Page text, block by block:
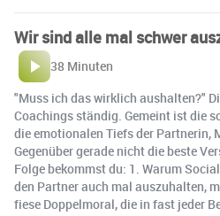
Wir sind alle mal schwer
38 Minuten
"Muss ich das wirklich aushalten?"
Coachings ständig. Gemeint ist die
die emotionalen Tiefs der Partnerin,
Gegenüber gerade nicht die beste
Folge bekommst du: 1. Warum
den Partner auch mal auszuhalten,
fiese Doppelmoral, die in fast jeder